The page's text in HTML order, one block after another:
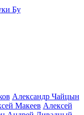
Бу
Александр Чайцын
Макеев Алексей